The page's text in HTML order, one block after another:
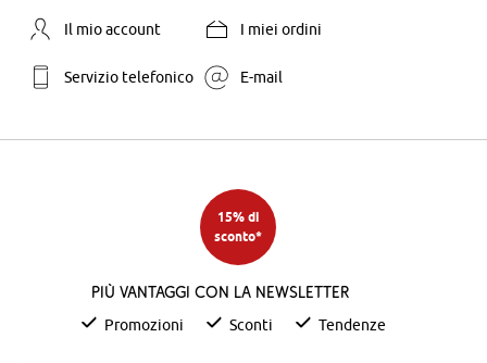
Il mio account I miei ordini
Servizio telefonico E-mail
15% di
sconto*
Più vantaggi con la newsletter
Promozioni Sconti Tendenze